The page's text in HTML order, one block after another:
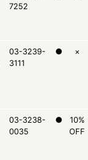
7252
03-3239-
3111
● ×
03-3238-
0035
●
10%
OFF